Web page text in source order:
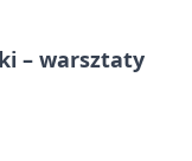
– warsztaty